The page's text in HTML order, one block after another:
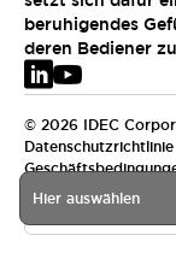
Hier auswählen
beruhigendes
deren Bediener
© 2026 IDEC
Datenschutzrichtlinie
EMEA